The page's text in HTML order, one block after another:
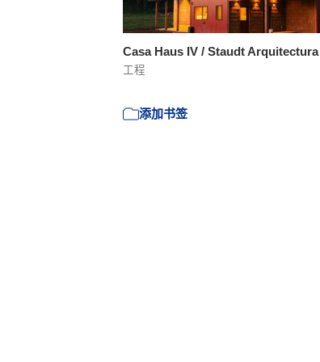
Casa Haus IV / Staudt Arquitectura
工程
添加书签